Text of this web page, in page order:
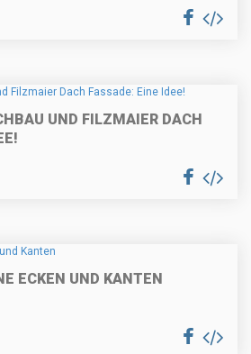
UND FILZMAIER DACH
ECKEN UND KANTEN